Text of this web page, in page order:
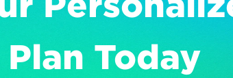
Today